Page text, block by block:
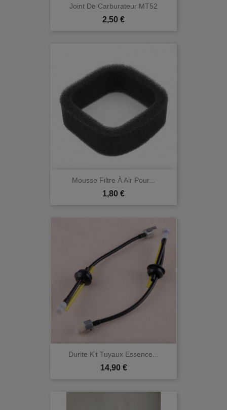
Joint De Carburateur MT52
Prix
2,50 €
Mousse Filtre À Air Pour...
Prix
1,80 €
Durite Kit Tuyaux Essence...
Prix
14,90 €